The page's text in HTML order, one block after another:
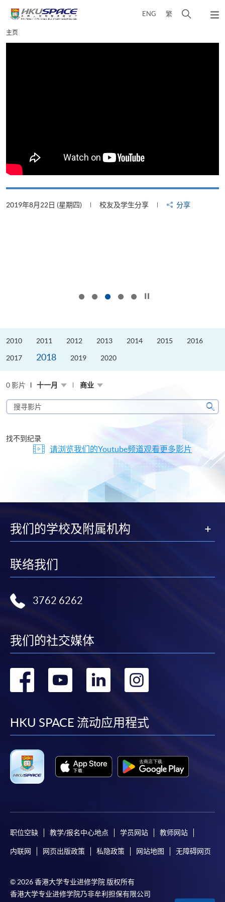
content
ENG 繁
弹
Main
content
主页
2019年8月22日 (星期四) 校友及学生分享 分享
2010 2011 2012 2013 2014 2015 2016
2017 2018 2019 2020
0 影片 十一月 商业
搜
寻
片
搜
找不到纪录
请浏览我们的Youtube频道观看更多影片
我们的学校及附属机构
联络我们
3762 6262
我们的社交媒体
转
facebook
转
youtube
转
linkedin
转
HKU SPACE 流动应用程式
职位空缺 教学/报名中心地点 学员网站 教师网站
内联网 网页出版政策 私隐政策 网站地图 无障碍网页
© 2026 香港大学专业进修学院 版权所有
香港大学专业进修学院乃非牟利担保有限公司